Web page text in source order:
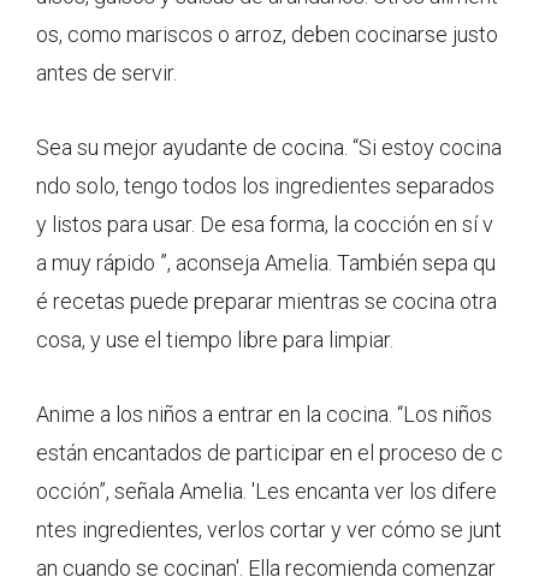
os, como mariscos o arroz, deben cocinarse justo
antes de servir.
Sea su mejor ayudante de cocina. “Si estoy cocina
ndo solo, tengo todos los ingredientes separados
y listos para usar. De esa forma, la cocción en sí v
a muy rápido ”, aconseja Amelia. También sepa qu
é recetas puede preparar mientras se cocina otra
cosa, y use el tiempo libre para limpiar.
Anime a los niños a entrar en la cocina. “Los niños
están encantados de participar en el proceso de c
occión”, señala Amelia. 'Les encanta ver los difere
ntes ingredientes, verlos cortar y ver cómo se junt
an cuando se cocinan'. Ella recomienda comenzar